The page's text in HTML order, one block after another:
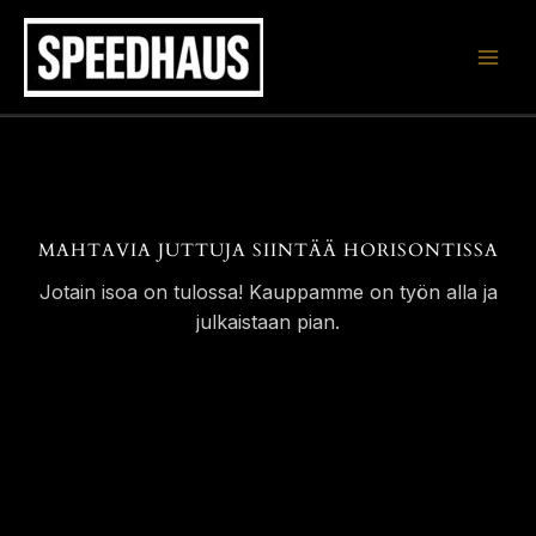
Siirry
sisältöön
MAHTAVIA JUTTUJA SIINTÄÄ HORISONTISSA
Jotain isoa on tulossa! Kauppamme on työn alla ja
julkaistaan pian.